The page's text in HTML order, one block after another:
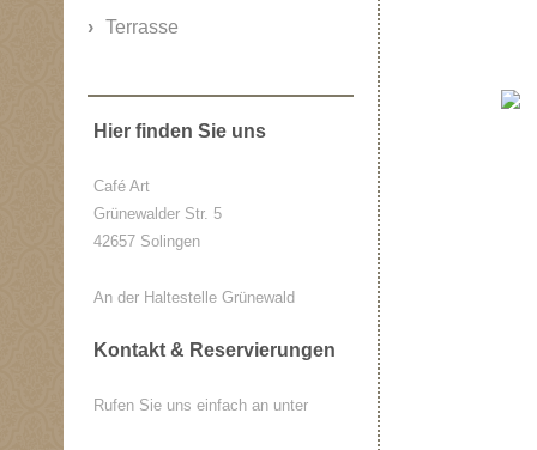
Terrasse
Hier finden Sie uns
Café Art
Grünewalder Str. 5
42657 Solingen
An der Haltestelle Grünewald
Kontakt & Reservierungen
Rufen Sie uns einfach an unter